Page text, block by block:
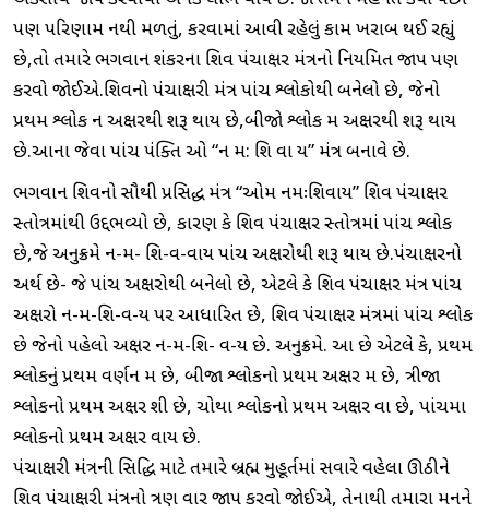
પણ પરિણામ નથી મળતું, કરવામાં આવી રહેલું કામ ખરાબ થઈ રહ્યું
છે,તો તમારે ભગવાન શંકરના શિવ પંચાક્ષર મંત્રનો નિયમિત જાપ પણ
કરવો જોઈએ.શિવનો પંચાક્ષરી મંત્ર પાંચ શ્લોકોથી બનેલો છે, જેનો
પ્રથમ શ્લોક ન અક્ષરથી શરૂ થાય છે,બીજો શ્લોક મ અક્ષરથી શરૂ થાય
છે.આના જેવા પાંચ પંક્તિ ઓ “ન મ: શિ વા ય” મંત્ર બનાવે છે.
ભગવાન શિવનો સૌથી પ્રસિદ્ધ મંત્ર “ઓમ નમઃશિવાય” શિવ પંચાક્ષર
સ્તોત્રમાંથી ઉદ્દભવ્યો છે, કારણ કે શિવ પંચાક્ષર સ્તોત્રમાં પાંચ શ્લોક
છે,જે અનુક્રમે ન-મ- શિ-વ-વાય પાંચ અક્ષરોથી શરૂ થાય છે.પંચાક્ષરનો
અર્થ છે- જે પાંચ અક્ષરોથી બનેલો છે, એટલે કે શિવ પંચાક્ષર મંત્ર પાંચ
અક્ષરો ન-મ-શિ-વ-ય પર આધારિત છે, શિવ પંચાક્ષર મંત્રમાં પાંચ શ્લોક
છે જેનો પહેલો અક્ષર ન-મ-શિ- વ-ય છે. અનુક્રમે. આ છે એટલે કે, પ્રથમ
શ્લોકનું પ્રથમ વર્ણન મ છે, બીજા શ્લોકનો પ્રથમ અક્ષર મ છે, ત્રીજા
શ્લોકનો પ્રથમ અક્ષર શી છે, ચોથા શ્લોકનો પ્રથમ અક્ષર વા છે, પાંચમા
શ્લોકનો પ્રથમ અક્ષર વાય છે.
પંચાક્ષરી મંત્રની સિદ્ધિ માટે તમારે બ્રહ્મ મુહૂર્તમાં સવારે વહેલા ઊઠીને
શિવ પંચાક્ષરી મંત્રનો ત્રણ વાર જાપ કરવો જોઈએ, તેનાથી તમારા મનને